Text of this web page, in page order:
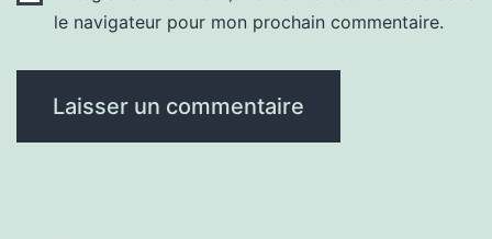
le navigateur pour mon prochain commentaire.